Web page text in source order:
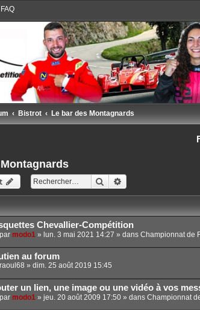
FAQ
Bistrot Le bar des Montagnards
Rechercher
Chevallier-Compétition
par modo1» lun. 3 mai 2021 14:27 » dans Championnat de
au forum
raoul68 » dim. 25 août 2019 15:45
un lien, une image ou une vidéo à vos
par modo1» jeu. 20 août 2009 17:50» dans Championnat